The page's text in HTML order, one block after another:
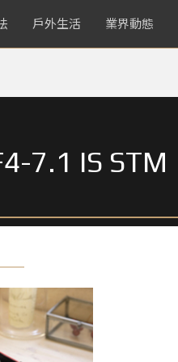
戶外生活 業界動態
7.1 IS STM